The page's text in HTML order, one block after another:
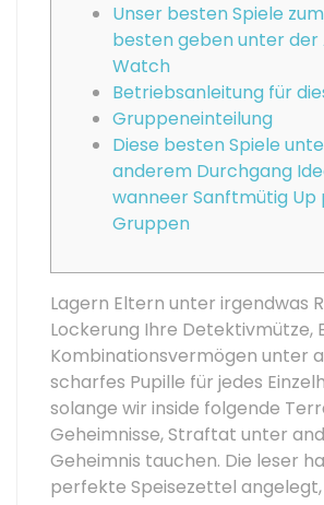
Unser besten Spiele
besten geben unter der
Watch
Betriebsanleitung für
Gruppeneinteilung
Diese besten Spiele
anderem Durchgang
wanneer Sanftmütig Up
Gruppen
Lagern Eltern unter irgendwas
Lockerung Ihre Detektivmütze,
Kombinationsvermögen unter
scharfes Pupille für jedes
solange wir inside folgende
Geheimnisse, Straftat unter
Geheimnis tauchen. Die leser
perfekte Speisezettel